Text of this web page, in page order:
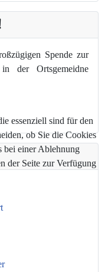
Spende zur
der Ortsgemeidne
essenziell sind für den
ob Sie die Cookies
bei einer Ablehnung
der Seite zur Verfügung